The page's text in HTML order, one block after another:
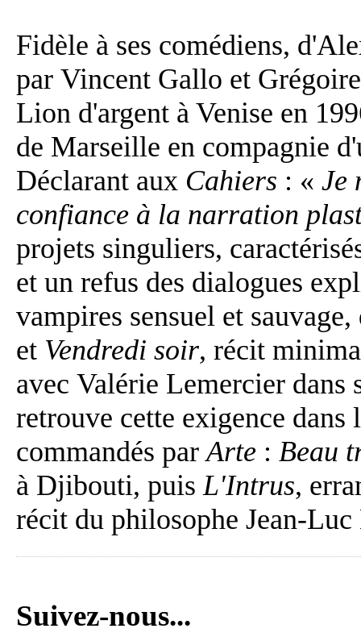
Fidèle à ses comédiens,
par Vincent Gallo et
Lion d'argent à Venise en
de Marseille en compagnie
Déclarant aux Cahiers : « Je
confiance à la narration
projets singuliers,
et un refus des dialogues
vampires sensuel et
et Vendredi soir, récit
avec Valérie Lemercier
retrouve cette exigence
commandés parArte : Beau
à Djibouti, puis L'Intrus,
récit du philosophe Jean-Luc
Suivez-nous...